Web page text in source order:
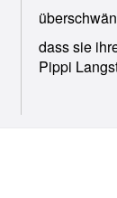
dass sie
Pippi